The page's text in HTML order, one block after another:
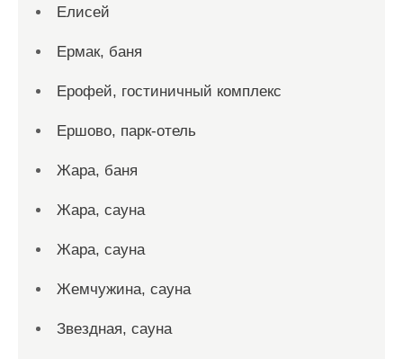
Елисей
Ермак, баня
Ерофей, гостиничный комплекс
Ершово, парк-отель
Жара, баня
Жара, сауна
Жара, сауна
Жемчужина, сауна
Звездная, сауна